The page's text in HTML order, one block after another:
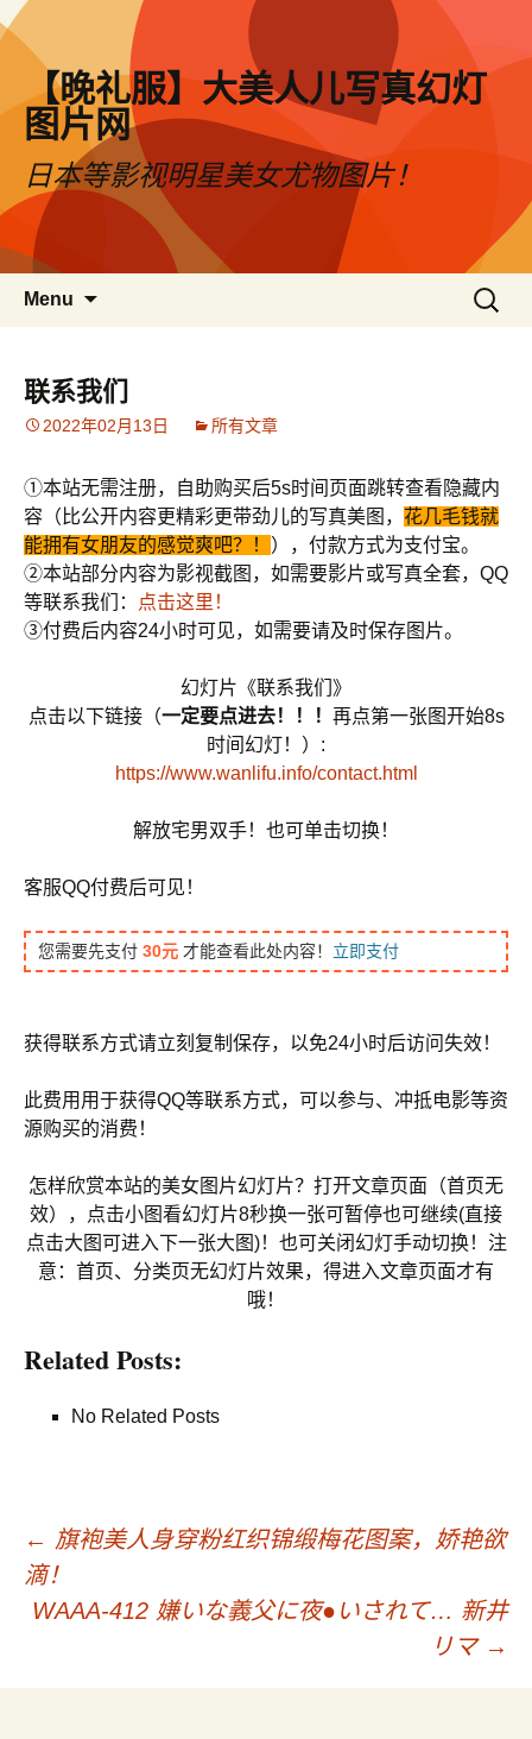
【晚礼服】大美人儿写真幻灯
图片网
日本等影视明星美女尤物图片！
Menu
搜
索：
联系我们
2022年02月13日 所有文章
①本站无需注册，自助购买后5s时间页面跳转查看隐藏内
容（比公开内容更精彩更带劲儿的写真美图， 花几毛钱就
能拥有女朋友的感觉爽吧？！ ），付款方式为支付宝。
②本站部分内容为影视截图，如需要影片或写真全套，QQ
等联系我们：
点击这里！
③付费后内容24小时可见，如需要请及时保存图片。
幻灯片《联系我们》
点击以下链接（一定要点进去！！！ 再点第一张图开始8s
时间幻灯！）:
https://www.wanlifu.info/contact.html
解放宅男双手！也可单击切换！
客服QQ付费后可见！
您需要先支付 30元 才能查看此处内容！ 立即支付
获得联系方式请立刻复制保存，以免24小时后访问失效！
此费用用于获得QQ等联系方式，可以参与、冲抵电影等资
源购买的消费！
怎样欣赏本站的美女图片幻灯片？打开文章页面（首页无
效），点击小图看幻灯片8秒换一张可暂停也可继续(直接
点击大图可进入下一张大图)！也可关闭幻灯手动切换！注
意：首页、分类页无幻灯片效果，得进入文章页面才有
哦！
Related Posts:
No Related Posts
Post navigation
← 旗袍美人身穿粉红织锦缎梅花图案，娇艳欲
滴！
WAAA-412 嫌いな義父に夜●いされて… 新井
リマ →